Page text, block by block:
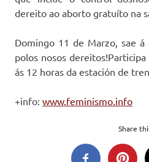
dereito ao aborto gratuíto na
Domingo 11 de Marzo, sae
polos nosos
ás 12 horas da estación de
+info: www.feminismo.info
Share